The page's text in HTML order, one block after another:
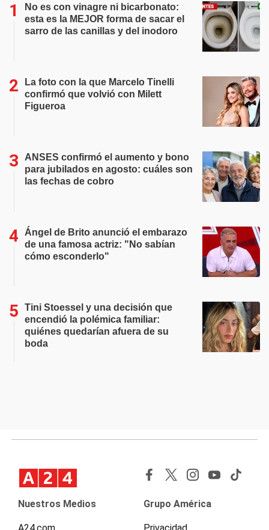
No es con vinagre ni bicarbonato:
esta es la MEJOR forma de sacar el
sarro de las canillas y del inodoro
La foto con la que Marcelo Tinelli
confirmó que volvió con Milett
Figueroa
ANSES confirmó el aumento y bono
para jubilados en agosto: cuáles son
las fechas de cobro
Ángel de Brito anunció el embarazo
de una famosa actriz: "No sabían
cómo esconderlo"
Tini Stoessel y una decisión que
encendió la polémica familiar:
quiénes quedarían afuera de su
boda
Nuestros Medios Grupo América